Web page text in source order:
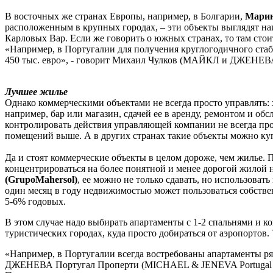
В восточных же странах Европы, например, в Болгарии,
расположенным в крупных городах, – эти объекты выглядят
Карловых Вар. Если же говорить о южных странах, то там
«Например, в Португалии для получения круглогодичного
450 тыс. евро», - говорит Михаил Чулков (МАЙКЛ и
Лучшее жилье
Однако коммерческими объектами не всегда просто
например, бар или магазин, сдачей ее в аренду, ремонтом и
контролировать действия управляющей компании не всегда
помещений выше. А в других странах такие объекты можно
Да и стоят коммерческие объекты в целом дороже, чем
концентрироваться на более понятной и менее дорогой
(GrupoMahersol), ее можно не только сдавать, но
один месяц в году недвижимостью может пользоваться
5-6% годовых.
В этом случае надо выбирать апартаменты с 1-2 спальнями и
туристических городах, куда просто добираться от
«Например, в Португалии всегда востребованы
ДЖЕНЕВА Португал Проперти (MICHAEL & JENEVA Portugal